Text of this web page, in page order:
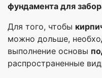
фундамента для
Для того, чтобы
можно дольше,
выполнение основы
распространенные